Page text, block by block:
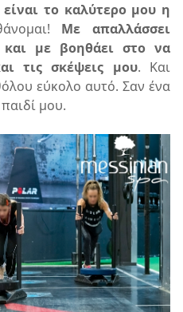
το καλύτερο μου η
Με απαλλάσσει
με βοηθάει στο να
τις σκέψεις μου. Και
εύκολο αυτό. Σαν ένα
μου.